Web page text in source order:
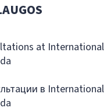
at International
в International